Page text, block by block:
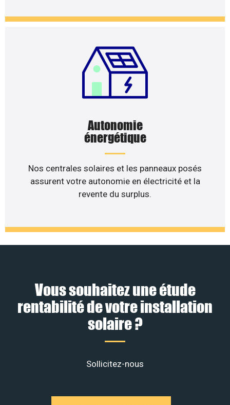
Autonomie
énergétique
Nos centrales solaires et les panneaux posés
assurent votre autonomie en électricité et la
revente du surplus.
Vous souhaitez une étude
rentabilité de votre installation
solaire ?
Sollicitez-nous